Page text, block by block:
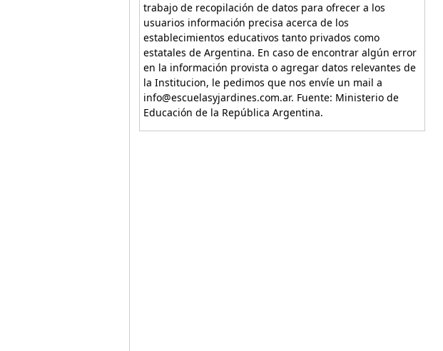
trabajo de recopilación de datos para ofrecer a los
usuarios información precisa acerca de los
establecimientos educativos tanto privados como
estatales de Argentina. En caso de encontrar algún error
en la información provista o agregar datos relevantes de
la Institucion, le pedimos que nos envíe un mail a
info@escuelasyjardines.com.ar. Fuente: Ministerio de
Educación de la República Argentina.